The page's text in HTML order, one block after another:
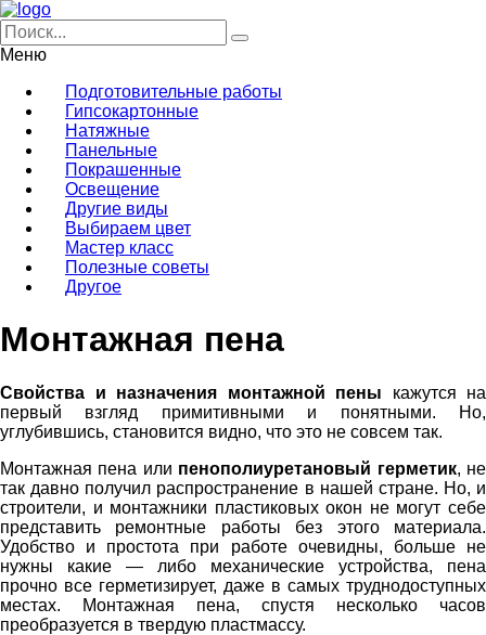
Меню
Подготовительные работы
Гипсокартонные
Натяжные
Панельные
Покрашенные
Освещение
Другие виды
Выбираем цвет
Мастер класс
Полезные советы
Другое
Монтажная пена
Свойства и назначения монтажной пены кажутся на
первый взгляд примитивными и понятными. Но,
углубившись, становится видно, что это не совсем так.
Монтажная пена или пенополиуретановый герметик, не
так давно получил распространение в нашей стране. Но, и
строители, и монтажники пластиковых окон не могут себе
представить ремонтные работы без этого материала.
Удобство и простота при работе очевидны, больше не
нужны какие — либо механические устройства, пена
прочно все герметизирует, даже в самых труднодоступных
местах. Монтажная пена, спустя несколько часов
преобразуется в твердую пластмассу.